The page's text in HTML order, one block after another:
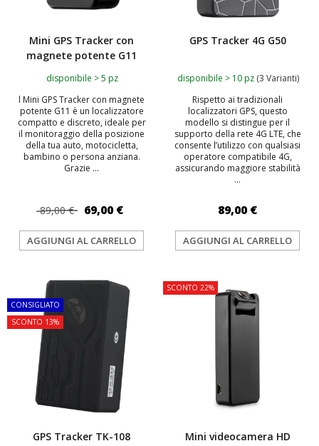
Mini GPS Tracker con
magnete potente G11
disponibile > 5 pz
l Mini GPS Tracker con magnete
potente G11 è un localizzatore
compatto e discreto, ideale per
il monitoraggio della posizione
della tua auto, motocicletta,
bambino o persona anziana.
Grazie ...
89,00 € 69,00 €
AGGIUNGI AL CARRELLO
GPS Tracker 4G G50
disponibile > 10 pz (3 Varianti)
Rispetto ai tradizionali
localizzatori GPS, questo
modello si distingue per il
supporto della rete 4G LTE, che
consente l’utilizzo con qualsiasi
operatore compatibile 4G,
assicurando maggiore stabilità
...
89,00 €
AGGIUNGI AL CARRELLO
CONSIGLIATO
SCONTO 13%
GPS Tracker TK-108
SCONTO 22%
Mini videocamera HD